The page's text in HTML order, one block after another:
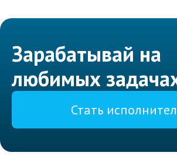
Зарабатывай на
любимых
Стать